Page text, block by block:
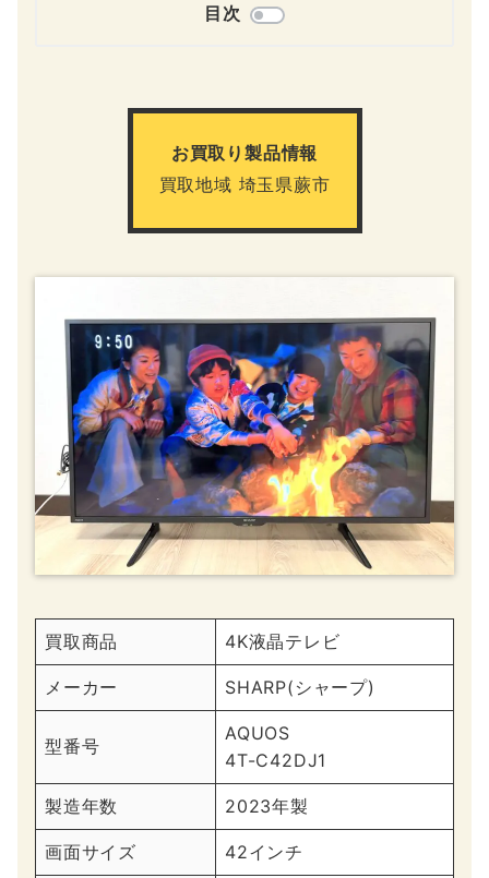
目次
お買取り製品情報
買取地域 埼玉県蕨市
買取商品 4K液晶テレビ
メーカー SHARP(シャープ)
型番号
AQUOS
4T-C42DJ1
製造年数 2023年製
画面サイズ 42インチ